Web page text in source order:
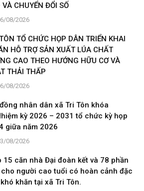
VÀ CHUYỂN ĐỔI SỐ
08/2026
TỔ CHỨC HỌP DÂN TRIỂN KHAI
HỖ TRỢ SẢN XUẤT LÚA CHẤT
CAO THEO HƯỚNG HỮU CƠ VÀ
THẢI THẤP
08/2026
nhân dân xã Tri Tôn khóa
kỳ 2026 – 2031 tổ chức kỳ họp
giữa năm 2026
08/2026
15 căn nhà Đại đoàn kết và 78 phần
người cao tuổi có hoàn cảnh đặc
khăn tại xã Tri Tôn.